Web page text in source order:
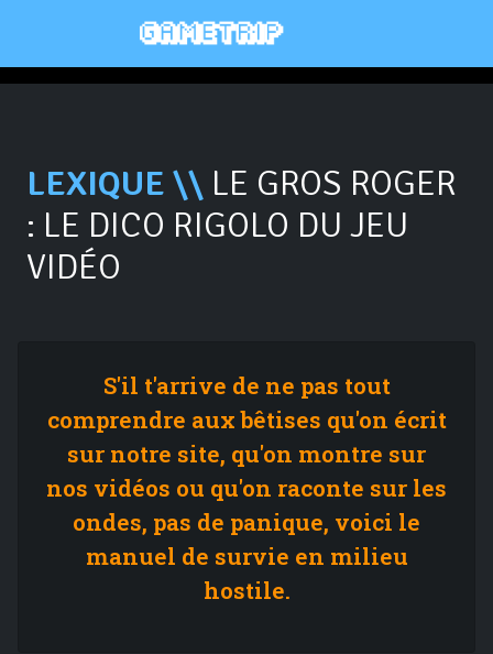
LEXIQUE \\ LE GROS ROGER
: LE DICO RIGOLO DU JEU
VIDÉO
S'il t'arrive de ne pas tout
comprendre aux bêtises qu'on écrit
sur notre site, qu'on montre sur
nos vidéos ou qu'on raconte sur les
ondes, pas de panique, voici le
manuel de survie en milieu
hostile.